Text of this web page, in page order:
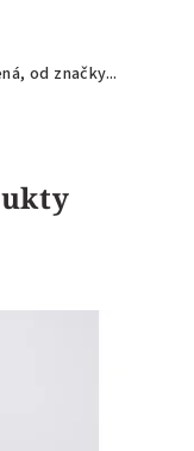
od značky...